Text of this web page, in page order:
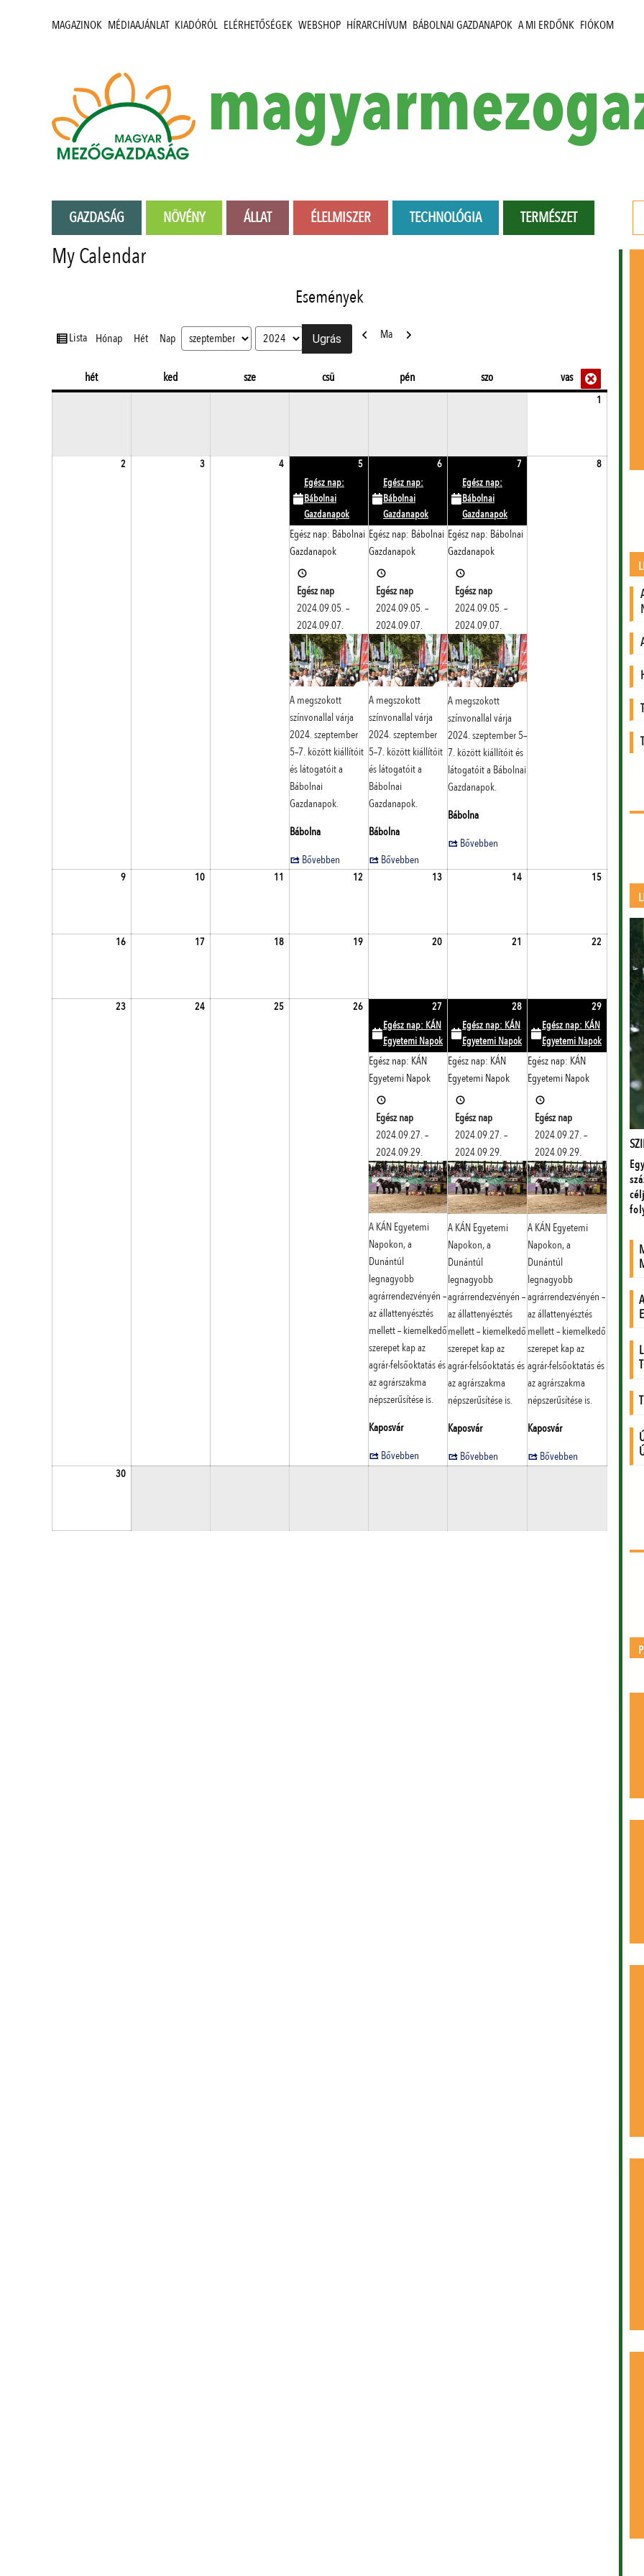
MAGAZINOK MÉDIAAJÁNLAT KIADÓRÓL ELÉRHETŐSÉGEK WEBSHOP HÍRARCHÍVUM BÁBOLNAI GAZDANAPOK A MI ERDŐNK FIÓKOM
GAZDASÁG NÖVÉNY ÁLLAT ÉLELMISZER TECHNOLÓGIA TERMÉSZET
My Calendar
Események
ListanézetHónap Hét Nap Hónap
Év
Előző
Ma Következő
héthétfő kedkedd szeszerda csü pén szoszombat vasvasárnap
1
2 32024.09.03. 42024.09.04. 52024.09.05.
(1
event)
Egész nap:
Bábolnai
Gazdanapok
Egész nap: Bábolnai
Gazdanapok
Egész nap
2024.09.05.–
2024.09.07.
A megszokott
színvonallal várja
2024. szeptember
5–7. között kiállítóit
és látogatóit a
Bábolnai
Gazdanapok.
Bábolna
Bővebben
62024.09.06.
(1
event)
Egész nap:
Bábolnai
Gazdanapok
Egész nap: Bábolnai
Gazdanapok
Egész nap
2024.09.05.–
2024.09.07.
A megszokott
színvonallal várja
2024. szeptember
5–7. között kiállítóit
és látogatóit a
Bábolnai
Gazdanapok.
Bábolna
Bővebben
72024.09.07.
(1
Egész nap:
Bábolnai
Gazdanapok
Egész nap: Bábolnai
Gazdanapok
Egész nap
2024.09.05.–
2024.09.07.
A megszokott
színvonallal várja
2024. szeptember 5–
7. között kiállítóit és
látogatóit a Bábolnai
Gazdanapok.
Bábolna
Bővebben
8
92024.09.09. 102024.09.10. 11 12 132024.09.13. 142024.09.14. 15
162024.09.16. 172024.09.17. 182024.09.18. 192024.09.19. 202024.09.20. 21 22
232024.09.23. 242024.09.24. 252024.09.25. 262024.09.26. 272024.09.27.
(1
event)
Egész nap: KÁN
Egyetemi Napok
Egész nap: KÁN
Egyetemi Napok
Egész nap
2024.09.27.–
2024.09.29.
A KÁN Egyetemi
Napokon, a
Dunántúl
legnagyobb
agrárrendezvényén –
az állattenyésztés
mellett – kiemelkedő
szerepet kap az
agrár-felsőoktatás és
az agrárszakma
népszerűsítése is.
Kaposvár
Bővebben
282024.09.28.
(1
event)
Egész nap: KÁN
Egyetemi Napok
Egész nap: KÁN
Egyetemi Napok
Egész nap
2024.09.27.–
2024.09.29.
A KÁN Egyetemi
Napokon, a
Dunántúl
legnagyobb
agrárrendezvényén –
az állattenyésztés
mellett – kiemelkedő
szerepet kap az
agrár-felsőoktatás és
az agrárszakma
népszerűsítése is.
Kaposvár
Bővebben
29(1
Egész nap: KÁN
Egyetemi Napok
Egész nap: KÁN
Egyetemi Napok
Egész nap
2024.09.27.–
2024.09.29.
A KÁN Egyetemi
Napokon, a
Dunántúl
legnagyobb
agrárrendezvényén –
az állattenyésztés
mellett – kiemelkedő
szerepet kap az
agrár-felsőoktatás és
az agrárszakma
népszerűsítése is.
Kaposvár
Bővebben
302024.09.30.